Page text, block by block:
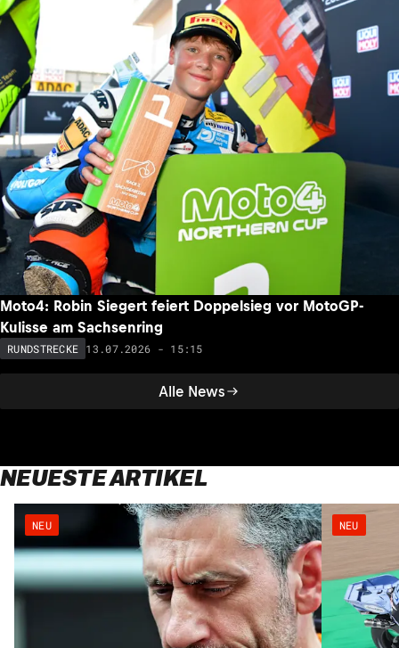
Alle News
Moto4: Robin Siegert feiert Doppelsieg vor MotoGP-
Kulisse am Sachsenring
RUNDSTRECKE 13.07.2026 - 15:15
NEUESTE ARTIKEL
NEU NEU